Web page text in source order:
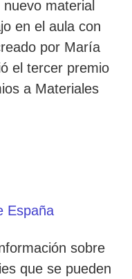
material
en el aula con
por María
el tercer premio
a Materiales
España
sobre
que se pueden